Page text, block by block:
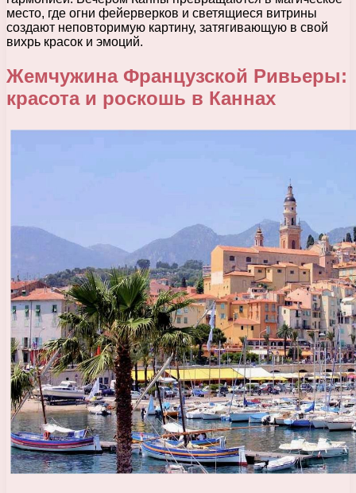
место, где огни фейерверков и светящиеся витрины
создают неповторимую картину, затягивающую в свой
вихрь красок и эмоций.
Жемчужина Французской Ривьеры:
красота и роскошь в Каннах